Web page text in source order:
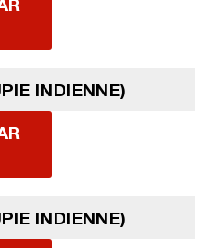
INDIENNE)
INDIENNE)